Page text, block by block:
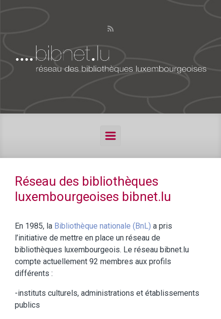
Skip to main content
Réseau des bibliothèques
luxembourgeoises bibnet.lu
En 1985, la Bibliothèque nationale (BnL) a pris
l’initiative de mettre en place un réseau de
bibliothèques luxembourgeois. Le réseau bibnet.lu
compte actuellement 92 membres aux profils
différents :
-instituts culturels, administrations et établissements
publics